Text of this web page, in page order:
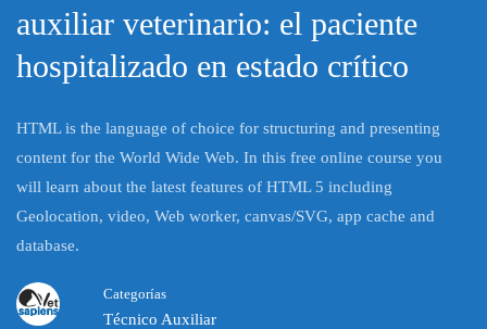
auxiliar veterinario: el paciente
hospitalizado en estado crítico
HTML is the language of choice for structuring and presenting
content for the World Wide Web. In this free online course you
will learn about the latest features of HTML 5 including
Geolocation, video, Web worker, canvas/SVG, app cache and
database.
Categorías
Técnico Auxiliar